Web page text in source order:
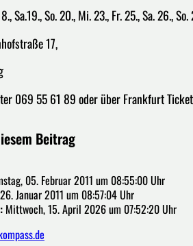
Sa.19., So. 20., Mi. 23., Fr. 25., Sa. 26.,
17,
069 55 61 89 oder über Frankfurt
Beitrag
05. Februar 2011 um 08:55:00 Uhr
Januar 2011 um 08:57:04 Uhr
Mittwoch, 15. April 2026 um 07:52:20 Uhr